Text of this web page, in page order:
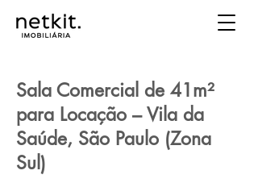
Sala Comercial de 41m²
para Locação – Vila da
Saúde, São Paulo (Zona
Sul)